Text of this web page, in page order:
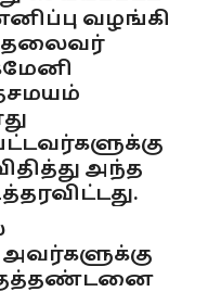
வழங்கி
தலைவர்
அந்த